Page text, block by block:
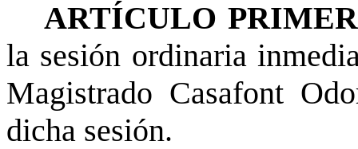
ARTÍCULO
la sesión ordinaria
Magistrado Casafont
dicha sesión.